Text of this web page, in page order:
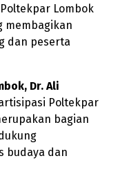
Lombok
membagikan
dan peserta
Dr. Ali
Poltekpar
bagian
budaya dan